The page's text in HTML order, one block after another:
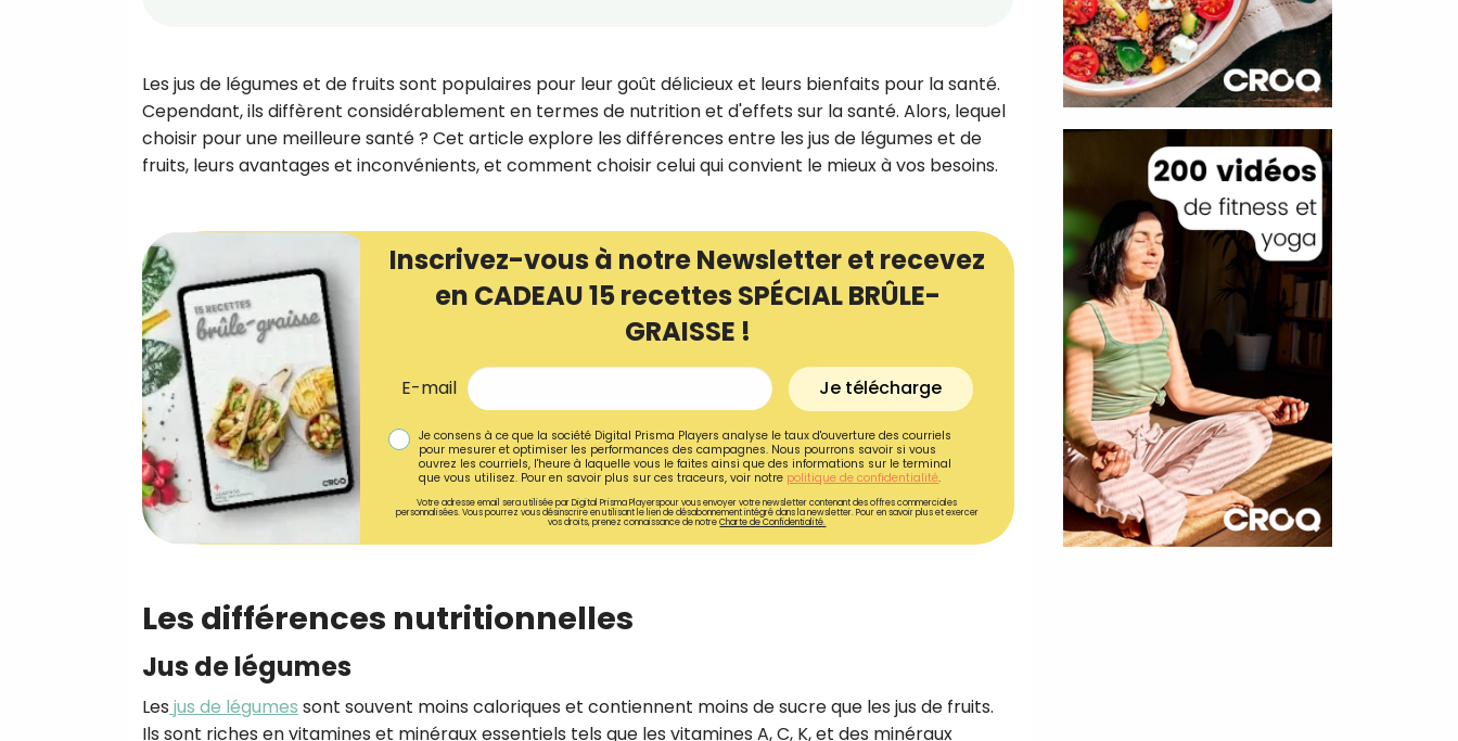
Les jus de légumes et de fruits sont populaires pour leur goût délicieux et leurs bienfaits pour la santé.
Cependant, ils diffèrent considérablement en termes de nutrition et d'effets sur la santé. Alors, lequel
choisir pour une meilleure santé ? Cet article explore les différences entre les jus de légumes et de
fruits, leurs avantages et inconvénients, et comment choisir celui qui convient le mieux à vos besoins.
Inscrivez-vous à notre Newsletter et recevez
en CADEAU 15 recettes SPÉCIAL BRÛLE-
GRAISSE !
E-mail Je télécharge
Je consens à ce que la société Digital Prisma Players analyse le taux d'ouverture des courriels
pour mesurer et optimiser les performances des campagnes. Nous pourrons savoir si vous
ouvrez les courriels, l'heure à laquelle vous le faites ainsi que des informations sur le terminal
que vous utilisez. Pour en savoir plus sur ces traceurs, voir notre politique de confidentialité.
Votre adresse email sera utilisée par Digital Prisma Playerspour vous envoyer votre newsletter contenant des offres commerciales
personnalisées. Vous pourrez vous désinscrire en utilisant le lien de désabonnement intégré dans la newsletter. Pour en savoir plus et exercer
vos droits, prenez connaissance de notreCharte de Confidentialité.
Les différences nutritionnelles
Jus de légumes
Les jus de légumes sont souvent moins caloriques et contiennent moins de sucre que les jus de fruits.
Ils sont riches en vitamines et minéraux essentiels tels que les vitamines A, C, K, et des minéraux
Ainsi que la newsletter promotionnelle de